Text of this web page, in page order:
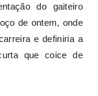
do gaiteiro
de ontem, onde
e definiria a
que coice de